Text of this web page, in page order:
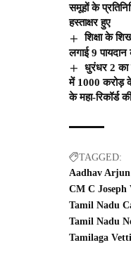
समूहों के
हस्ताक्षर हुए
शिक्षा के
लगाई 9
धुरंधर 2 का
में 1000 करोड़
के महा-रिकॉर्ड
TAGGED:
Aadhav
CM C
Tamil Nadu
Tamil Nadu
Tamilaga